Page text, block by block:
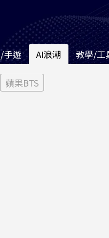
手遊 AI浪潮 教學/工
蘋果BTS